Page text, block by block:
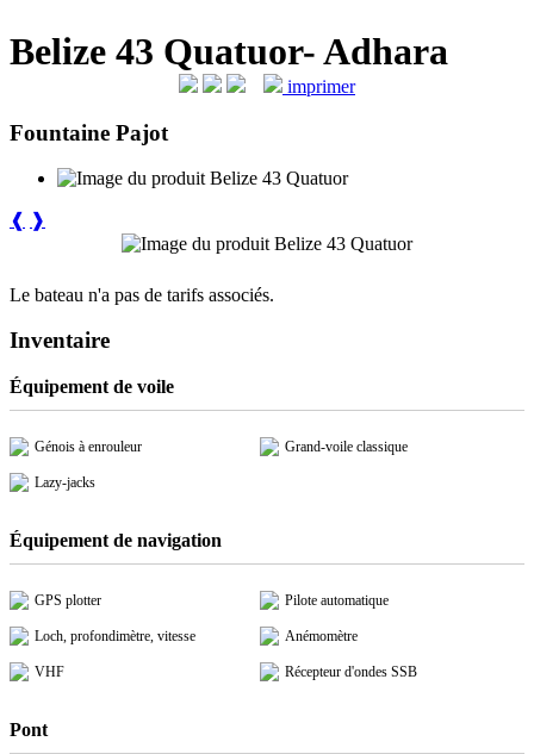
Belize 43 Quatuor- Adhara
imprimer
Fountaine Pajot
❰ ❱
Le bateau n'a pas de tarifs associés.
Inventaire
Équipement de voile
Génois à enrouleur Grand-voile classique
Lazy-jacks
Équipement de navigation
GPS plotter Pilote automatique
Loch, profondimètre, vitesse Anémomètre
VHF Récepteur d'ondes SSB
Pont